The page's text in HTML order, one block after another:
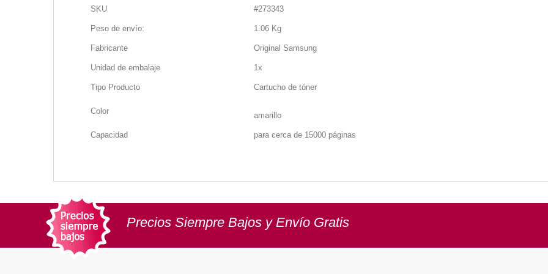
SKU #273343
Peso de envío: 1.06 Kg
Fabricante Original Samsung
Unidad de embalaje 1x
Tipo Producto Cartucho de tóner
Color amarillo
Capacidad para cerca de 15000 páginas
Precios Siempre Bajos y Envío Gratis